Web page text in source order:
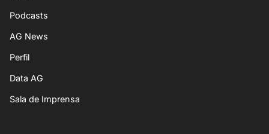
Podcasts
AG News
Perfil
Data AG
Sala de Imprensa